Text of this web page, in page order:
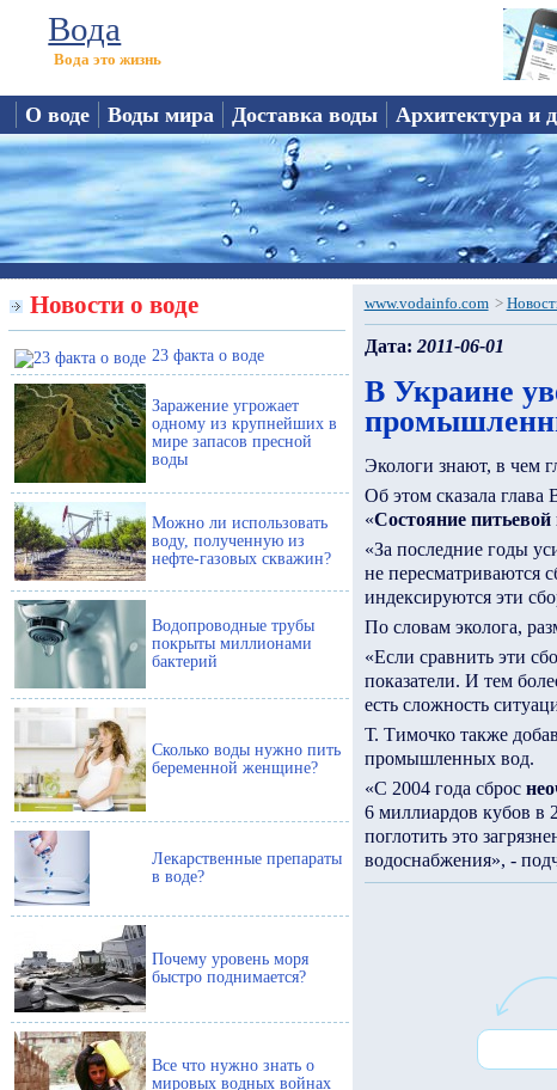
Вода
Вода это жизнь
О воде Воды мира Доставка воды Архитектура и
Новости о воде
23 факта о воде
Заражение угрожает
одному из крупнейших в
мире запасов пресной
воды
Можно ли использовать
воду, полученную из
нефте-газовых скважин?
Водопроводные трубы
покрыты миллионами
бактерий
Сколько воды нужно пить
беременной женщине?
Лекарственные препараты
в воде?
Почему уровень моря
быстро поднимается?
Все что нужно знать о
мировых водных войнах
www.vodainfo.com >
Дата: 2011-06-01
В Украине
Экологи знают, в чем
Об этом сказала
«Состояние
«За последние годы
не пересматриваются
индексируются эти
По словам эколога,
«Если сравнить эти
показатели. И тем
есть сложность
Т. Тимочко также
промышленных вод.
«С 2004 года сброс
6 миллиардов кубов в
поглотить это
водоснабжения», -